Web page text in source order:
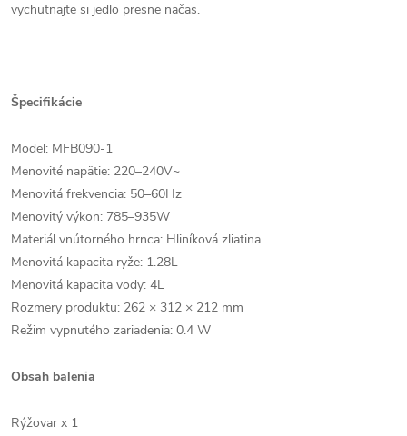
vychutnajte si jedlo presne načas.
Špecifikácie
Model: MFB090-1
Menovité napätie: 220–240V~
Menovitá frekvencia: 50–60Hz
Menovitý výkon: 785–935W
Materiál vnútorného hrnca: Hliníková zliatina
Menovitá kapacita ryže: 1.28L
Menovitá kapacita vody: 4L
Rozmery produktu: 262 × 312 × 212 mm
Režim vypnutého zariadenia: 0.4 W
Obsah balenia
Rýžovar x 1